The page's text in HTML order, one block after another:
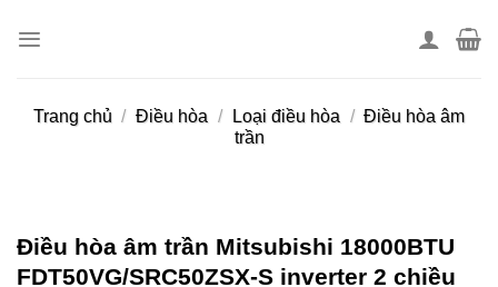
Trang chủ / Điều hòa / Loại điều hòa / Điều hòa âm
trần
Điều hòa âm trần Mitsubishi 18000BTU
FDT50VG/SRC50ZSX-S inverter 2 chiều